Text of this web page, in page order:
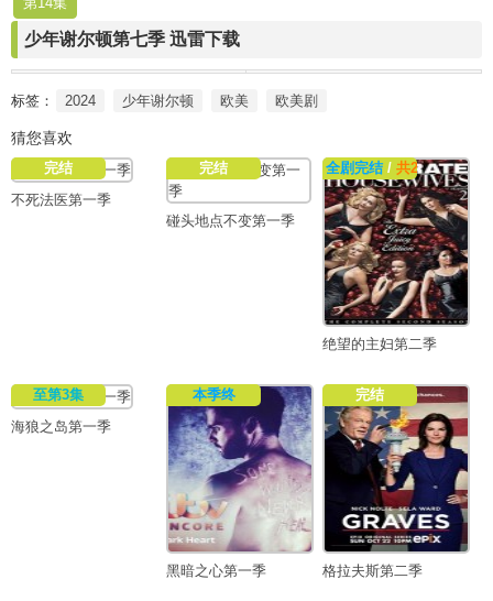
少年谢尔顿第七季 迅雷下载
标签： 2024 少年谢尔顿 欧美 欧美剧
猜您喜欢
完结
不死法医第一季
完结
碰头地点不变第一季
全剧完结/ 共24集
绝望的主妇第二季
至第3集
海狼之岛第一季
本季终
黑暗之心第一季
完结
格拉夫斯第二季